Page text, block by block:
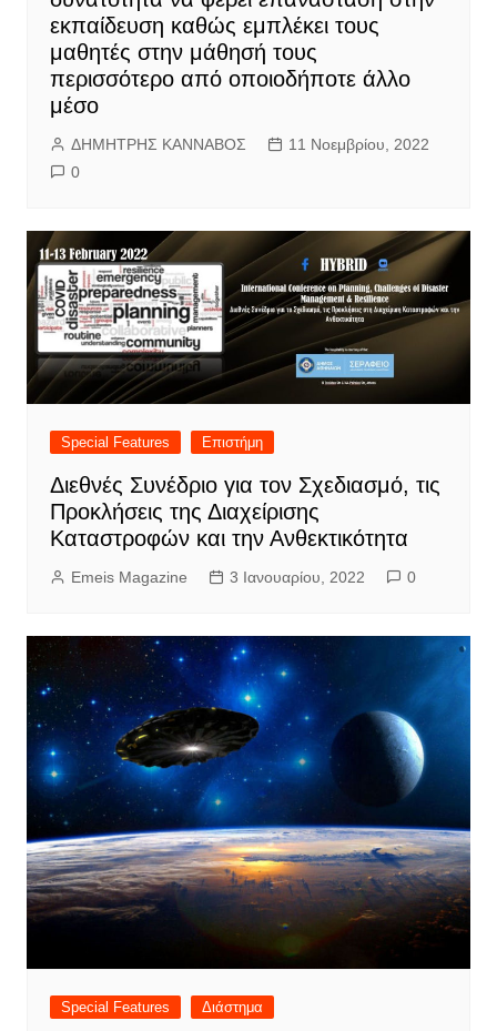
εκπαίδευση καθώς εμπλέκει τους
μαθητές στην μάθησή τους
περισσότερο από οποιοδήποτε άλλο
μέσο
ΔΗΜΗΤΡΗΣ ΚΑΝΝΑΒΟΣ
11 Νοεμβρίου, 2022
0
Special Features Επιστήμη
Διεθνές Συνέδριο για τον Σχεδιασμό, τις
Προκλήσεις της Διαχείρισης
Καταστροφών και την Ανθεκτικότητα
Emeis Magazine 3 Ιανουαρίου, 2022 0
Special Features Διάστημα